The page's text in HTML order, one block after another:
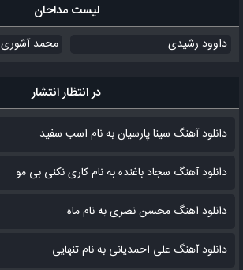
لیست مداحان
داوود رشیدی محمد آشوری
در انتظار انتشار
دانلود آهنگ سینا پارسیان به نام اسب سفید
دانلود آهنگ سجاد باغنده به نام کاری نکنی بی مو
دانلود اهنگ محسن نصری به نام‌ ماه
دانلود آهنگ علی احمدیانی به نام تنهایی